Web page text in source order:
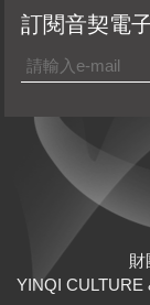
財
YINQI CULTURE
訂閱音契電